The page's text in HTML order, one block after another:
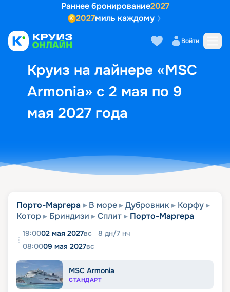
Раннее бронирование2027
2027миль каждому
Войти
Круиз на лайнере «MSC
Armonia» с 2 мая по 9
мая 2027 года
Выбор кают Маршрут и
Порто-Маргера В море Дубровник
Корфу
Котор
Бриндизи Сплит Порто-Маргера
19:0002 мая 2027вс 8 дн/7 нч
08:0009 мая 2027вс
MSC Armonia
СТАНДАРТ